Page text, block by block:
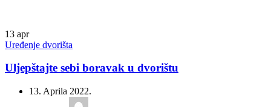
13 apr
Uređenje dvorišta
Uljepštajte sebi boravak u dvorištu
13. Aprila 2022.